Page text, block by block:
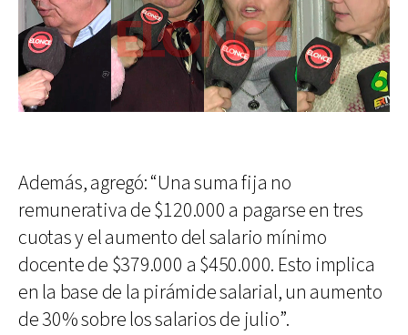
Además, agregó: “Una suma fija no
remunerativa de $120.000 a pagarse en tres
cuotas y el aumento del salario mínimo
docente de $379.000 a $450.000. Esto implica
en la base de la pirámide salarial, un aumento
de 30% sobre los salarios de julio”.